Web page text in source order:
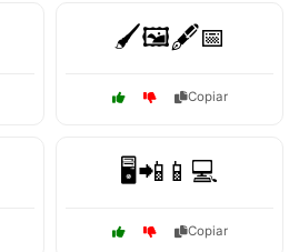
🖌️🖼️🖋️📅
Copiar
🖥️📲📱💻
Copiar